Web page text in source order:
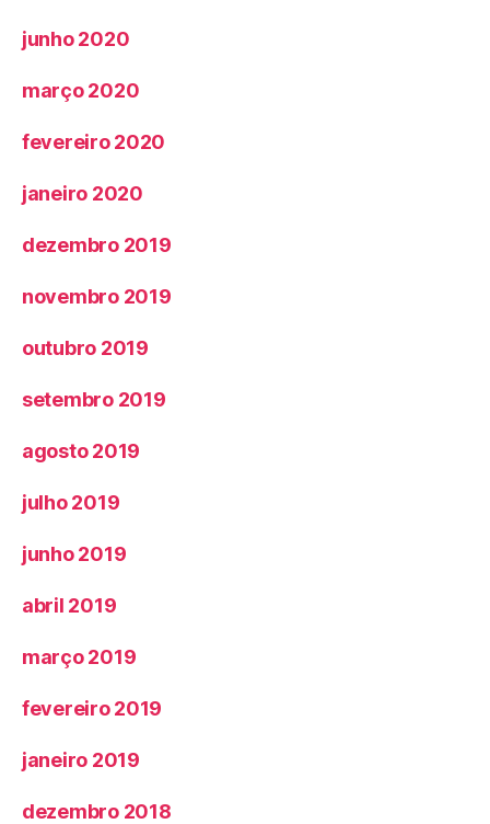
junho 2020
março 2020
fevereiro 2020
janeiro 2020
dezembro 2019
novembro 2019
outubro 2019
setembro 2019
agosto 2019
julho 2019
junho 2019
abril 2019
março 2019
fevereiro 2019
janeiro 2019
dezembro 2018